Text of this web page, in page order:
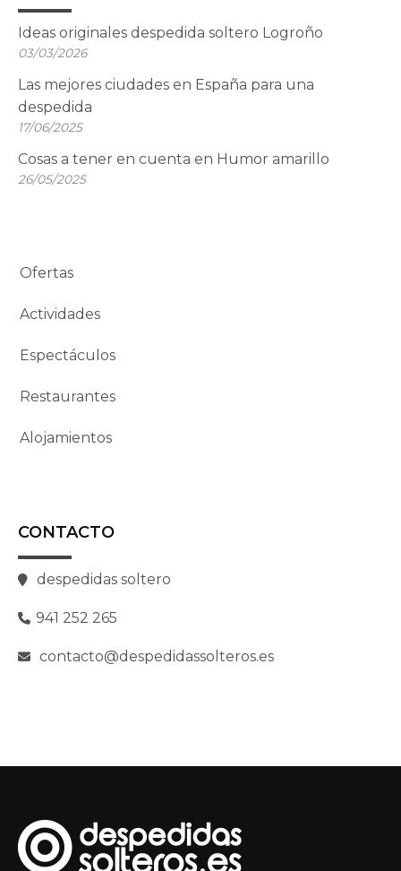
Ideas originales despedida soltero Logroño
03/03/2026
Las mejores ciudades en España para una
despedida
17/06/2025
Cosas a tener en cuenta en Humor amarillo
26/05/2025
Ofertas
Actividades
Espectáculos
Restaurantes
Alojamientos
CONTACTO
despedidas soltero
941 252 265
contacto@despedidassolteros.es